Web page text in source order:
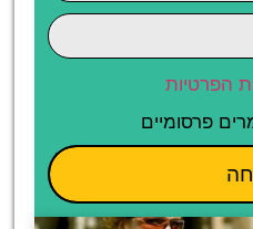
הפרטיות
פרסומיים